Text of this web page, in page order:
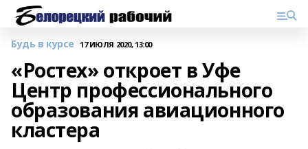
Будь в курсе 17 ИЮЛЯ 2020, 13:00
«Ростех» откроет в Уфе
Центр профессионального
образования авиационного
кластера